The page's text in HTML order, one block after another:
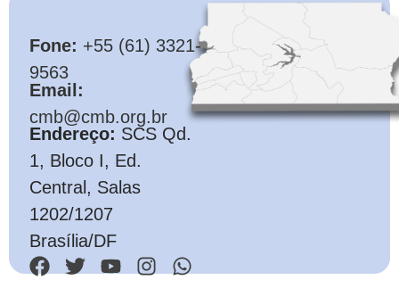
Fone: +55 (61) 3321-
9563
Email:
cmb@cmb.org.br
Endereço: SCS Qd.
1, Bloco I, Ed.
Central, Salas
1202/1207
Brasília/DF